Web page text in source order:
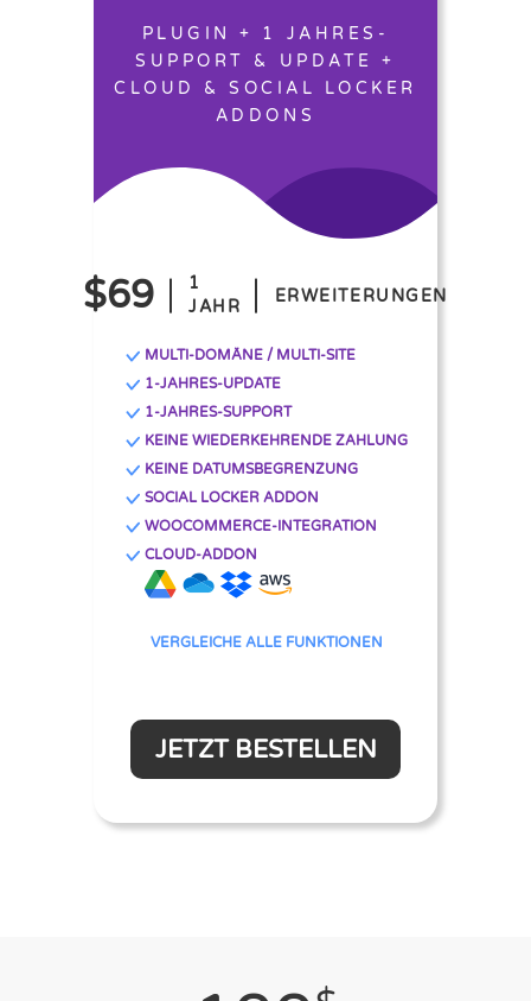
PLUGIN + 1 JAHRES-
SUPPORT & UPDATE +
CLOUD & SOCIAL LOCKER
ADDONS
$69
1
JAHR
ERWEITERUNGEN
MULTI-DOMÄNE / MULTI-SITE
1-JAHRES-UPDATE
1-JAHRES-SUPPORT
KEINE WIEDERKEHRENDE ZAHLUNG
KEINE DATUMSBEGRENZUNG
SOCIAL LOCKER ADDON
WOOCOMMERCE-INTEGRATION
CLOUD-ADDON
VERGLEICHE ALLE FUNKTIONEN
JETZT BESTELLEN